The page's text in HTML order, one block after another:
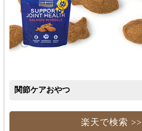
関節ケアおやつ
楽天で検索 >>